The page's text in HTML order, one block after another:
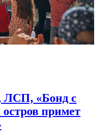
ЛСП, «Бонд с
примет